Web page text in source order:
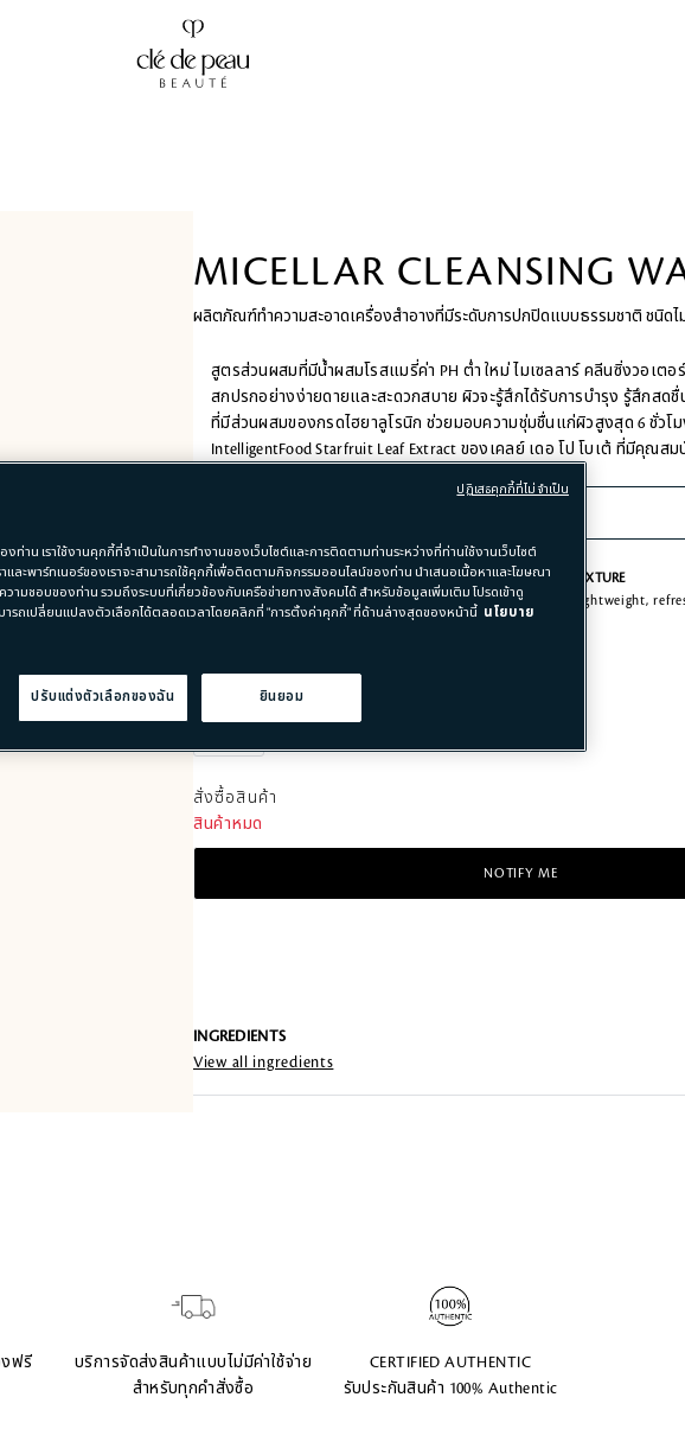
MICELLAR CLEANSING
ผลิตภัณฑ์ทำความสะอาดเครื่องสำอางที่มีระดับการปกปิดแบบธรรมชาติ ชนิด
สูตรส่วนผสมที่มีน้ำผสมโรสแมรี่ค่า PH ต่ำ ใหม่ ไมเซลลาร์ คลีนซิ่งวอเตอ
สกปรกอย่างง่ายดายและสะดวกสบาย ผิวจะรู้สึกได้รับการบำรุง รู้สึกสด
ที่มีส่วนผสมของกรดไฮยาลูโรนิก ช่วยมอบความชุ่มชื่นแก่ผิวสูงสุด 6 ชั่วโ
IntelligentFood Starfruit Leaf Extract ของเคลย์ เดอ โป โบเต้ ที่มีคุณส
USE
สำหรับยามเช้า และค่ำคืน
TEXTURE
Lightweight,
สั่งซื้อสินค้า​
สินค้าหมด
NOTIFY ME
INGREDIENTS
View all ingredients
ฟรี
บริการจัดส่งสินค้าแบบไม่มีค่าใช้จ่าย
สำหรับทุกคำสั่งซื้อ
CERTIFIED AUTHENTIC
รับประกันสินค้า 100% Authentic
องท่าน เราใช้งานคุกกี้ที่จำเป็นในการทำงานของเว็บไซต์และการติดตามท่านระหว่างที่ท่านใช้งานเว็บไซต์
และพาร์ทเนอร์ของเราจะสามารถใช้คุกกี้เพื่อติดตามกิจกรรมออนไลน์ของท่าน นำเสนอเนื้อหาและโฆษณา
ามชอบของท่าน รวมถึงระบบที่เกี่ยวข้องกับเครือข่ายทางสังคมได้ สำหรับข้อมูลเพิ่มเติม โปรดเข้าดู
ารถเปลี่ยนแปลงตัวเลือกได้ตลอดเวลาโดยคลิกที่ "การตั้งค่าคุกกี้" ที่ด้านล่างสุดของหน้านี้ นโยบาย
ปรับแต่งตัวเลือกของฉัน ยินยอม
ปฏิเสธคุกกี้ที่ไม่จำเป็น